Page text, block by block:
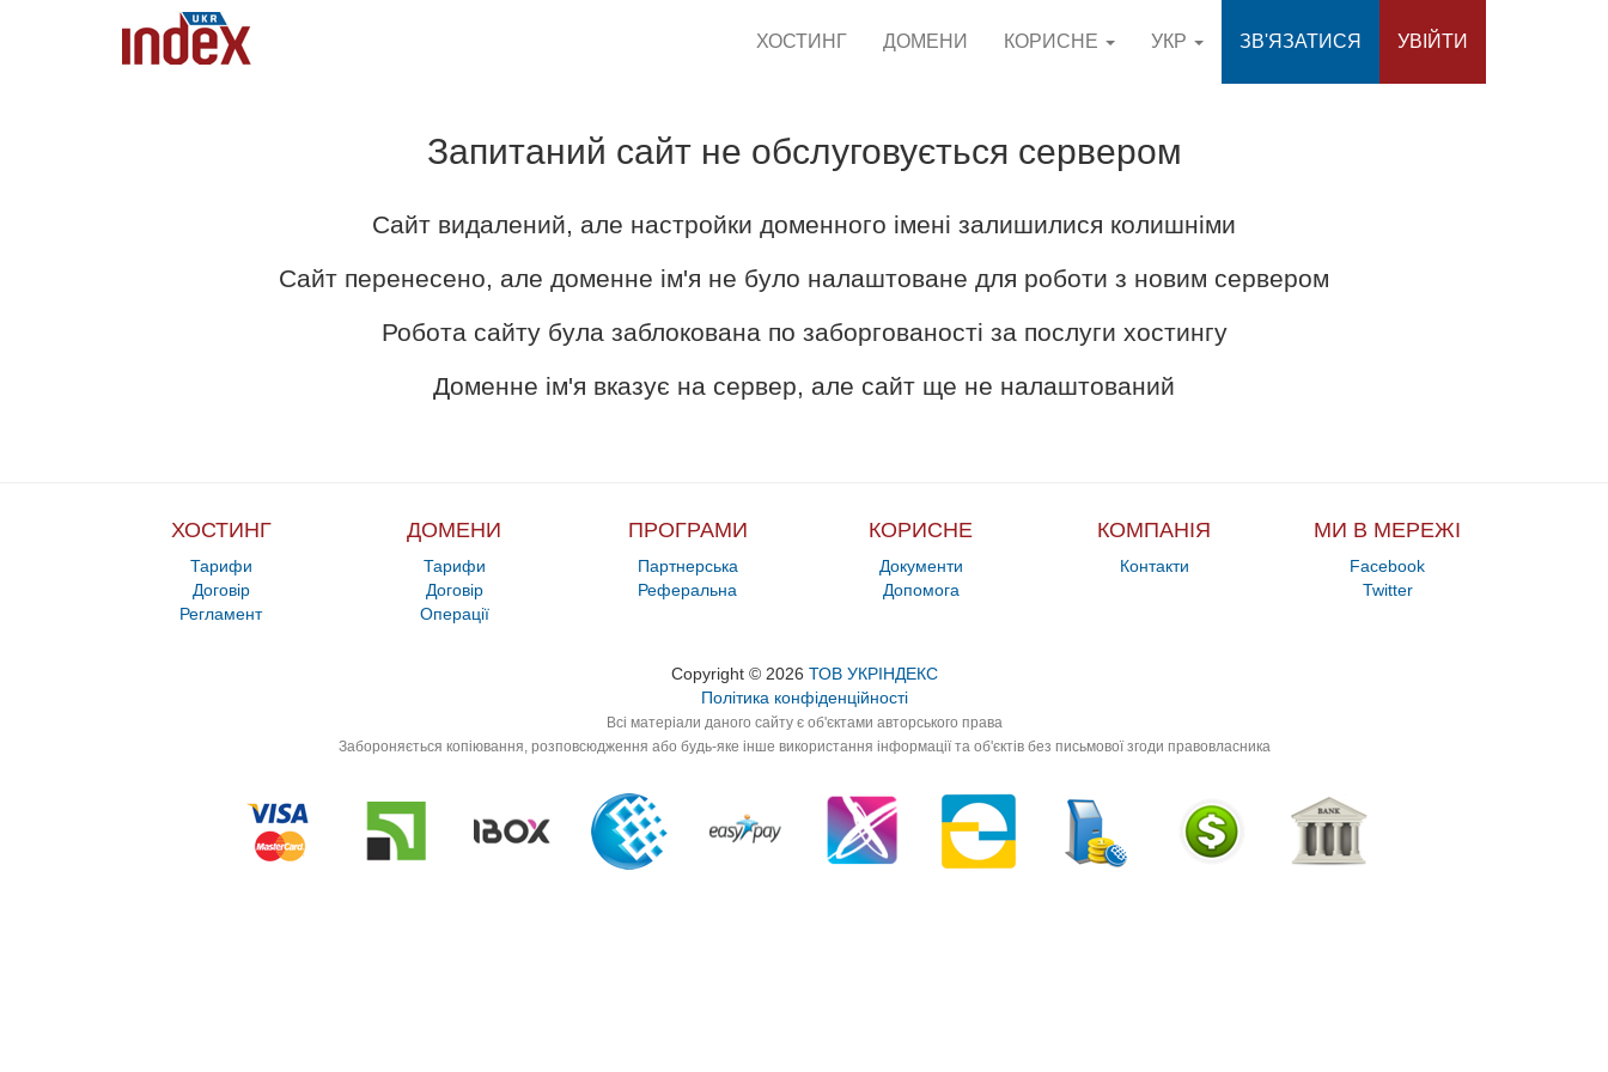
ХОСТИНГ ДОМЕНИ КОРИСНЕ УКР ЗВ'ЯЗАТИСЯ УВІЙТИ
Запитаний сайт не обслуговується сервером
Сайт видалений, але настройки доменного імені залишилися колишніми
Сайт перенесено, але доменне ім'я не було налаштоване для роботи з новим сервером
Робота сайту була заблокована по заборгованості за послуги хостингу
Доменне ім'я вказує на сервер, але сайт ще не налаштований
ХОСТИНГ
Тарифи
Договір
Регламент
ДОМЕНИ
Тарифи
Договір
Операції
ПРОГРАМИ
Партнерська
Реферальна
КОРИСНЕ
Документи
Допомога
КОМПАНІЯ
Контакти
МИ В МЕРЕЖІ
Facebook
Twitter
Copyright © 2026 ТОВ УКРІНДЕКС
Політика конфіденційності
Всі матеріали даного сайту є об'єктами авторського права
Забороняється копіювання, розповсюдження або будь-яке інше використання інформації та об'єктів без письмової згоди правовласника